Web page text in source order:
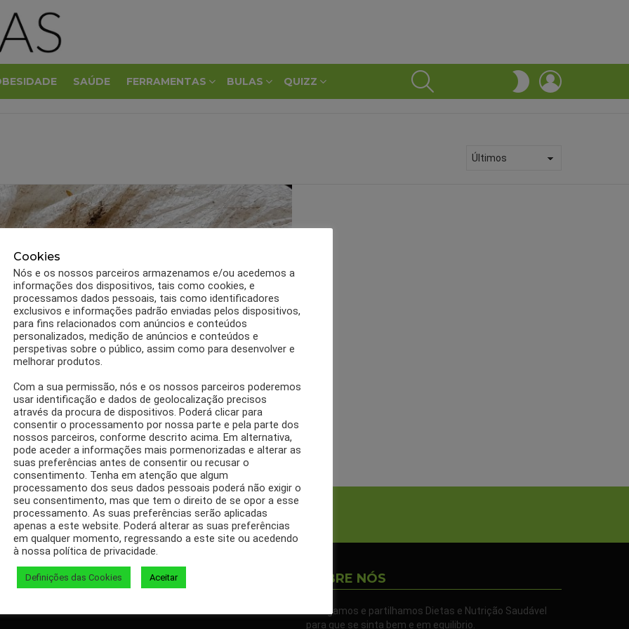
SAÚDE FERRAMENTAS BULAS QUIZZ
SWITCH
SKIN
porque é
Facebook Twitter
SOBRE NÓS
Divulgamos e partilhamos Dietas e Nutrição Saudável
para que se sinta bem e em equilibrio.
Cookies
Nós e os nossos parceiros armazenamos e/ou acedemos a
informações dos dispositivos, tais como cookies, e
processamos dados pessoais, tais como identificadores
exclusivos e informações padrão enviadas pelos dispositivos,
para fins relacionados com anúncios e conteúdos
personalizados, medição de anúncios e conteúdos e
perspetivas sobre o público, assim como para desenvolver e
melhorar produtos.
Com a sua permissão, nós e os nossos parceiros poderemos
usar identificação e dados de geolocalização precisos
através da procura de dispositivos. Poderá clicar para
consentir o processamento por nossa parte e pela parte dos
nossos parceiros, conforme descrito acima. Em alternativa,
pode aceder a informações mais pormenorizadas e alterar as
suas preferências antes de consentir ou recusar o
consentimento. Tenha em atenção que algum
processamento dos seus dados pessoais poderá não exigir o
seu consentimento, mas que tem o direito de se opor a esse
processamento. As suas preferências serão aplicadas
apenas a este website. Poderá alterar as suas preferências
em qualquer momento, regressando a este site ou acedendo
à nossa política de privacidade.
Definições das Cookies Aceitar